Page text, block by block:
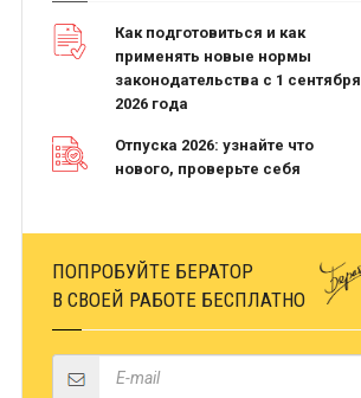
Как подготовиться и как
применять новые нормы
законодательства с 1 сентября
2026 года
Отпуска 2026: узнайте что
нового, проверьте себя
ПОПРОБУЙТЕ БЕРАТОР
В СВОЕЙ РАБОТЕ БЕСПЛАТНО